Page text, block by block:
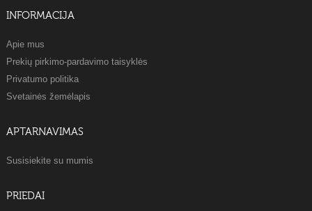
INFORMACIJA
Apie mus
Prekių pirkimo-pardavimo taisyklės
Privatumo politika
Svetainės žemėlapis
APTARNAVIMAS
Susisiekite su mumis
PRIEDAI